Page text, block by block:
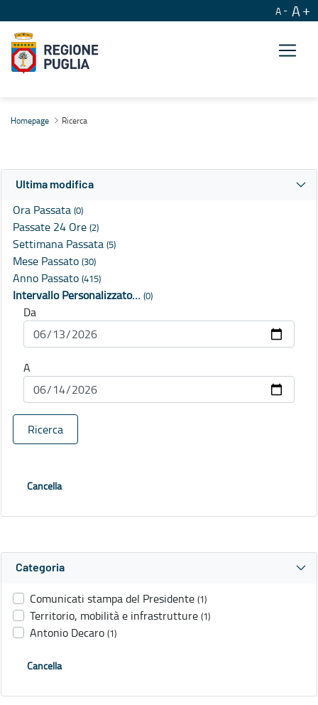
A A
Homepage Ricerca
Ultima modifica
Ora Passata (0)
Passate 24 Ore (2)
Settimana Passata (5)
Mese Passato (30)
Anno Passato (415)
Intervallo Personalizzato… (0)
Da
A
Ricerca
Cancella
Categoria
Comunicati stampa del Presidente (1)
Territorio, mobilità e infrastrutture (1)
Antonio Decaro (1)
Cancella